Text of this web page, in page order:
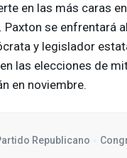
en las más caras
Paxton se enfrentará
y legislador
las elecciones de
en noviembre.
Republicano